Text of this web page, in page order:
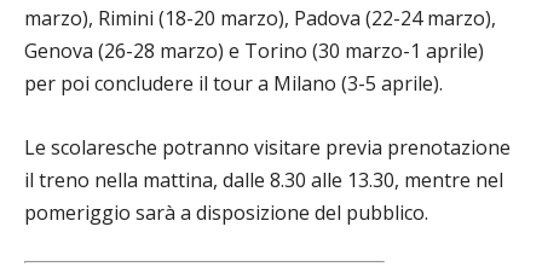
marzo), Rimini (18-20 marzo), Padova (22-24 marzo),
Genova (26-28 marzo) e Torino (30 marzo-1 aprile)
per poi concludere il tour a Milano (3-5 aprile).
Le scolaresche potranno visitare previa prenotazione
il treno nella mattina, dalle 8.30 alle 13.30, mentre nel
pomeriggio sarà a disposizione del pubblico.